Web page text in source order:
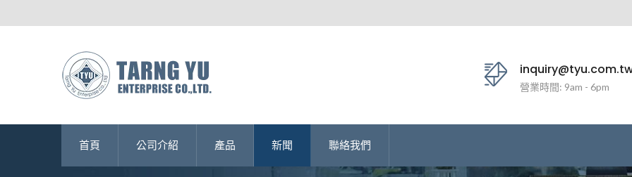
營業時間: 9am - 6pm
首頁 公司介紹 產品 新聞 聯絡我們